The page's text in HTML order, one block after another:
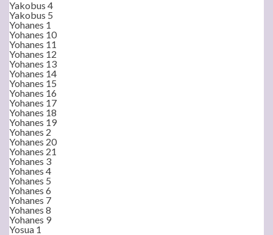
Yakobus 4
Yakobus 5
Yohanes 1
Yohanes 10
Yohanes 11
Yohanes 12
Yohanes 13
Yohanes 14
Yohanes 15
Yohanes 16
Yohanes 17
Yohanes 18
Yohanes 19
Yohanes 2
Yohanes 20
Yohanes 21
Yohanes 3
Yohanes 4
Yohanes 5
Yohanes 6
Yohanes 7
Yohanes 8
Yohanes 9
Yosua 1